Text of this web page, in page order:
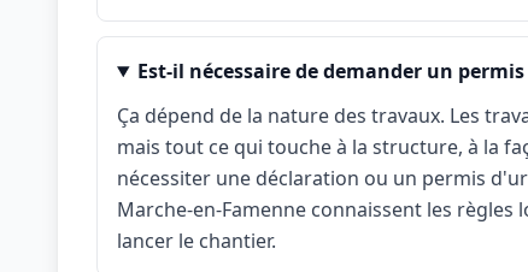
Est-il nécessaire de demander un
Ça dépend de la nature des travaux. Les
mais tout ce qui touche à la structure, à la
nécessiter une déclaration ou un permis
Marche-en-Famenne connaissent les
lancer le chantier.